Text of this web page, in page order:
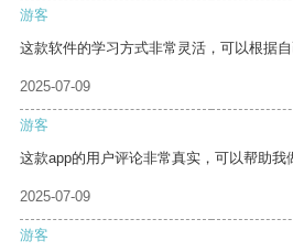
游客
这款软件的学习方式非常灵活，可以根据自
2025-07-09
游客
这款app的用户评论非常真实，可以帮助我
2025-07-09
游客